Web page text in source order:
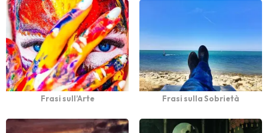
Frasi sull’Arte Frasi sulla Sobrietà